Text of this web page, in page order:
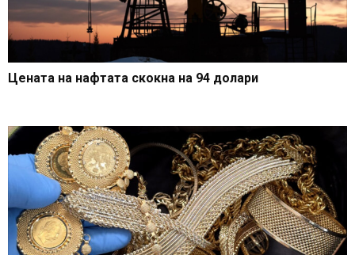
Цената на нафтата скокна на 94 долари